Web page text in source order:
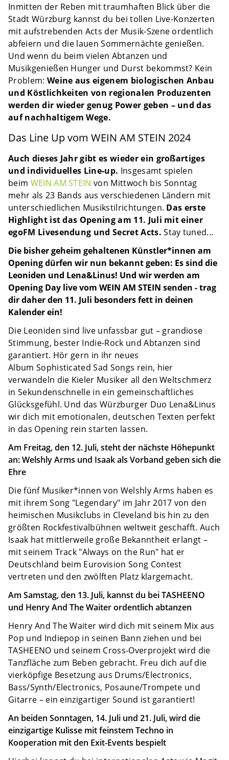
Inmitten der Reben mit traumhaften Blick über die
Stadt Würzburg kannst du bei tollen Live-Konzerten
mit aufstrebenden Acts der Musik-Szene ordentlich
abfeiern und die lauen Sommernächte genießen.
Und wenn du beim vielen Abtanzen und
Musikgenießen Hunger und Durst bekommst? Kein
Problem: Weine aus eigenem biologischen Anbau
und Köstlichkeiten von regionalen Produzenten
werden dir wieder genug Power geben – und das
auf nachhaltigem Wege.
Das Line Up vom WEIN AM STEIN 2024
Auch dieses Jahr gibt es wieder ein großartiges
und individuelles Line-up. Insgesamt spielen
beim WEIN AM STEIN von Mittwoch bis Sonntag
mehr als 23 Bands aus verschiedenen Ländern mit
unterschiedlichen Musikstilrichtungen. Das erste
Highlight ist das Opening am 11. Juli mit einer
egoFM Livesendung und Secret Acts. Stay tuned...
Die bisher geheim gehaltenen Künstler*innen am
Opening dürfen wir nun bekannt geben: Es sind die
Leoniden und Lena&Linus! Und wir werden am
Opening Day live vom WEIN AM STEIN senden - trag
dir daher den 11. Juli besonders fett in deinen
Kalender ein!
Die Leoniden sind live unfassbar gut – grandiose
Stimmung, bester Indie-Rock und Abtanzen sind
garantiert. Hör gern in ihr neues
Album Sophisticated Sad Songs rein, hier
verwandeln die Kieler Musiker all den Weltschmerz
in Sekundenschnelle in ein gemeinschaftliches
Glücksgefühl. Und das Würzburger Duo Lena&Linus
wir dich mit emotionalen, deutschen Texten perfekt
in das Opening rein starten lassen.
Am Freitag, den 12. Juli, steht der nächste Höhepunkt
an: Welshly Arms und Isaak als Vorband geben sich die
Ehre
Die fünf Musiker*innen von Welshly Arms haben es
mit ihrem Song "Legendary" im Jahr 2017 von den
heimischen Musikclubs in Cleveland bis hin zu den
größten Rockfestivalbühnen weltweit geschafft. Auch
Isaak hat mittlerweile große Bekanntheit erlangt –
mit seinem Track "Always on the Run" hat er
Deutschland beim Eurovision Song Contest
vertreten und den zwölften Platz klargemacht.
Am Samstag, den 13. Juli, kannst du bei TASHEENO
und Henry And The Waiter ordentlich abtanzen
Henry And The Waiter wird dich mit seinem Mix aus
Pop und Indiepop in seinen Bann ziehen und bei
TASHEENO und seinem Cross-Overprojekt wird die
Tanzfläche zum Beben gebracht. Freu dich auf die
vierköpfige Besetzung aus Drums/Electronics,
Bass/Synth/Electronics, Posaune/Trompete und
Gitarre – ein einzigartiger Sound ist garantiert!
An beiden Sonntagen, 14. Juli und 21. Juli, wird die
einzigartige Kulisse mit feinstem Techno in
Kooperation mit den Exit-Events bespielt